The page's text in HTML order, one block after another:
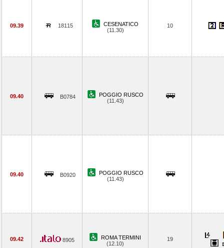
09.39 18115
CESENATICO
(11.30)
10
09.40 B0784
POGGIO RUSCO
(11.43)
09.40 B0920
POGGIO RUSCO
(11.43)
09.42 8905
ROMA TERMINI
(12.10)
19